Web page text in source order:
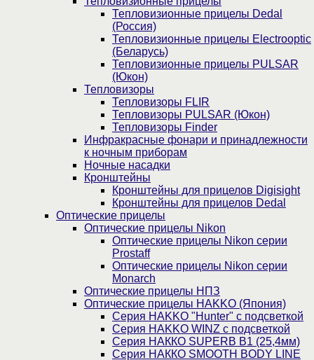
Тепловизионные прицелы Dedal
(Россия)
Тепловизионные прицелы Electrooptic
(Беларусь)
Тепловизионные прицелы PULSAR
(Юкон)
Тепловизоры
Тепловизоры FLIR
Тепловизоры PULSAR (Юкон)
Тепловизоры Finder
Инфракрасные фонари и принадлежности
к ночным приборам
Ночные насадки
Кронштейны
Кронштейны для прицелов Digisight
Кронштейны для прицелов Dedal
Оптические прицелы
Оптические прицелы Nikon
Оптические прицелы Nikon серии
Prostaff
Оптические прицелы Nikon серии
Monarch
Оптические прицелы НПЗ
Оптические прицелы HAKKO (Япония)
Cерия HAKKO "Hunter" с подсветкой
Серия НAKKO WINZ с подсветкой
Серия НАККО SUPERB B1 (25,4мм)
Серия НАККО SMOOTH BODY LINE